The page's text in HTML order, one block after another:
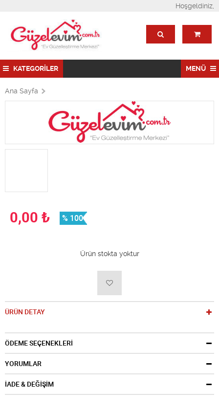
Hoşgeldiniz,
KATEGORİLER MENÜ
Ana Sayfa
0,00 ₺ % 100
Ürün stokta yoktur
ÜRÜN DETAY
ÖDEME SEÇENEKLERİ
YORUMLAR
İADE & DEĞİŞİM